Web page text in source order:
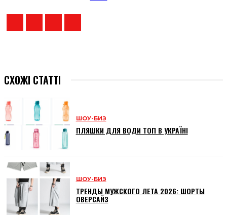
СХОЖІ СТАТТІ
ШОУ-БИЗ
ПЛЯШКИ ДЛЯ ВОДИ ТОП В УКРАЇНІ
ШОУ-БИЗ
ТРЕНДЫ МУЖСКОГО ЛЕТА 2026: ШОРТЫ
ОВЕРСАЙЗ